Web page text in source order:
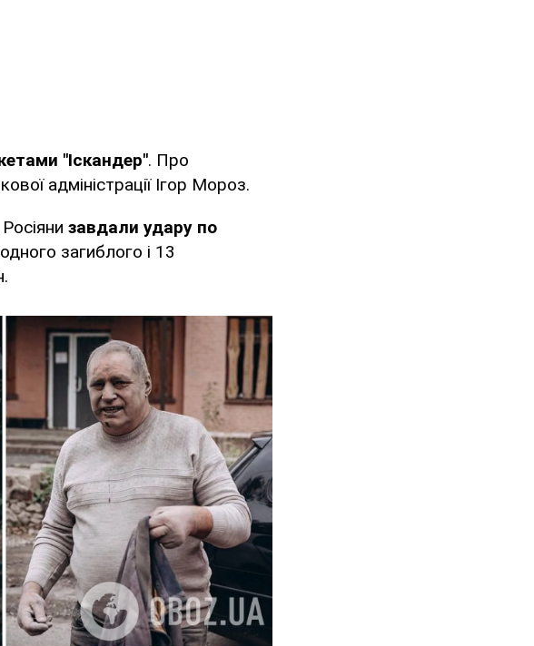
"Іскандер". Про
адміністрації Ігор Мороз.
завдали удару по
загиблого і 13